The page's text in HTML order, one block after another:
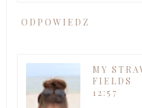
ODPOWIEDZ
MY
FIELDS
12:57